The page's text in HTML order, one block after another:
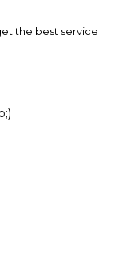
the best service